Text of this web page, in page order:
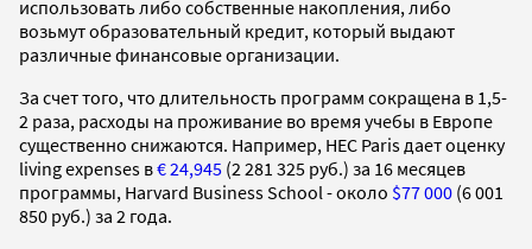
использовать либо собственные накопления, либо
возьмут образовательный кредит, который выдают
различные финансовые организации.
За счет того, что длительность программ сокращена в 1,5-
2 раза, расходы на проживание во время учебы в Европе
существенно снижаются. Например, HEC Paris дает оценку
living expenses в€ 24,945 (2 281 325 руб.) за 16 месяцев
программы, Harvard Business School - около $77 000 (6 001
850 руб.) за 2 года.